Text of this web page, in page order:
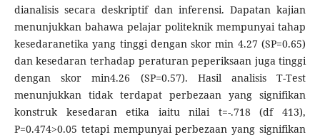
dianalisis secara deskriptif dan inferensi. Dapatan kajian
menunjukkan bahawa pelajar politeknik mempunyai tahap
kesedaranetika yang tinggi dengan skor min 4.27 (SP=0.65)
dan kesedaran terhadap peraturan peperiksaan juga tinggi
dengan skor min4.26 (SP=0.57). Hasil analisis T-Test
menunjukkan tidak terdapat perbezaan yang signifikan
konstruk kesedaran etika iaitu nilai t=-.718 (df 413),
P=0.474>0.05 tetapi mempunyai perbezaan yang signifikan